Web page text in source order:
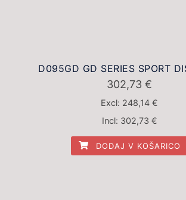
D095GD GD SERIES SPORT
302,73€
Excl: 248,14€
Incl: 302,73 €
DODAJ V KOŠARICO